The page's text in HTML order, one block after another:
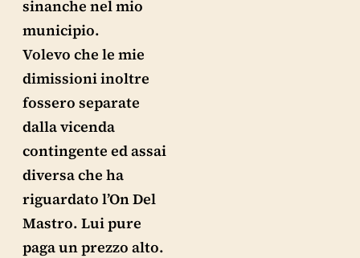
sinanche nel mio
municipio.
Volevo che le mie
dimissioni inoltre
fossero separate
dalla vicenda
contingente ed assai
diversa che ha
riguardato l’On Del
Mastro. Lui pure
paga un prezzo alto.